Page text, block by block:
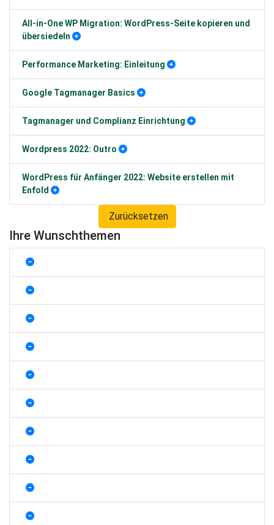
All-in-One WP Migration: WordPress-Seite kopieren und
übersiedeln
Performance Marketing: Einleitung
Google Tagmanager Basics
Tagmanager und Complianz Einrichtung
Wordpress 2022: Outro
WordPress für Anfänger 2022: Website erstellen mit
Enfold
Zurücksetzen
Ihre Wunschthemen